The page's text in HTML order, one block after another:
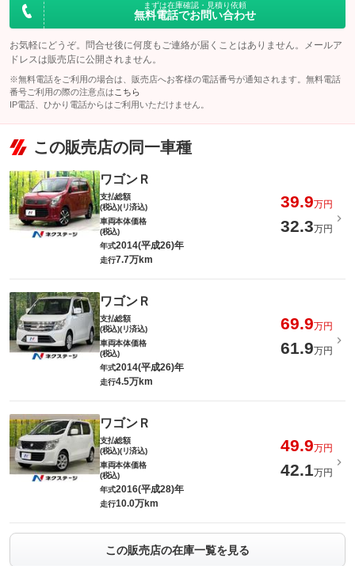
まずは在庫確認・見積り依頼
無料電話でお問い合わせ
お気軽にどうぞ。問合せ後に何度もご連絡が届くことはありません。メールア
ドレスは販売店に公開されません。
※無料電話をご利用の場合は、販売店へお客様の電話番号が通知されます。無料電話
番号ご利用の際の注意点は こちら
IP電話、ひかり電話からはご利用いただけません。
この販売店の同一車種
ワゴンＲ
支払総額
(税込)(リ済込)
39.9万円
車両本体価格
(税込)
32.3万円
年式2014(平成26)年
走行7.7万km
ワゴンＲ
支払総額
(税込)(リ済込)
69.9万円
車両本体価格
(税込)
61.9万円
年式2014(平成26)年
走行4.5万km
ワゴンＲ
支払総額
(税込)(リ済込)
49.9万円
車両本体価格
(税込)
42.1万円
年式2016(平成28)年
走行10.0万km
この販売店の在庫一覧を見る